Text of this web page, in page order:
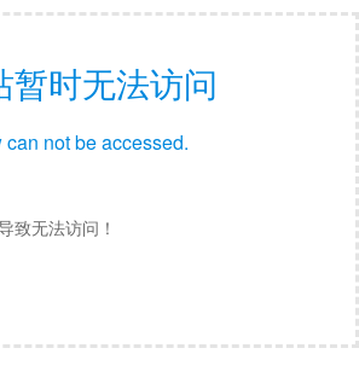
暂时无法访问
not be accessed.
致无法访问！